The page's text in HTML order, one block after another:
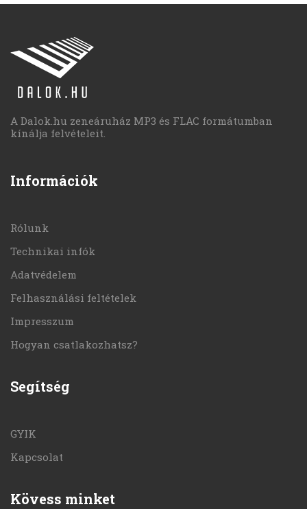
A Dalok.hu zeneáruház MP3 és FLAC formátumban
kínálja felvételeit.
Információk
Rólunk
Technikai infók
Adatvédelem
Felhasználási feltételek
Impresszum
Hogyan csatlakozhatsz?
Segítség
GYIK
Kapcsolat
Kövess minket